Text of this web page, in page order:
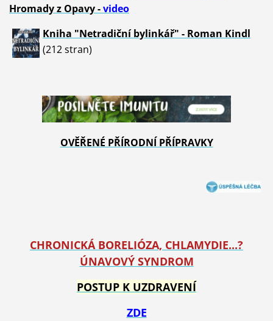
Hromady z Opavy -video
Kniha "Netradiční bylinkář" - Roman Kindl
(212 stran)
OVĚŘENÉ PŘÍRODNÍ PŘÍPRAVKY
CHRONICKÁ BORELIÓZA, CHLAMYDIE...?
ÚNAVOVÝ SYNDROM
POSTUP K UZDRAVENÍ
ZDE